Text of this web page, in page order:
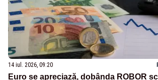
14 iul. 2026, 09:20
Euro se apreciază, dobânda ROBOR